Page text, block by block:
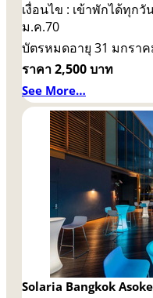
เงื่อนไข : เข้าพักได้ทุก
ม.ค.70
บัตรหมดอายุ 31 มกราค
ราคา 2,500 บาท
See More…
Solaria Bangkok Asoke